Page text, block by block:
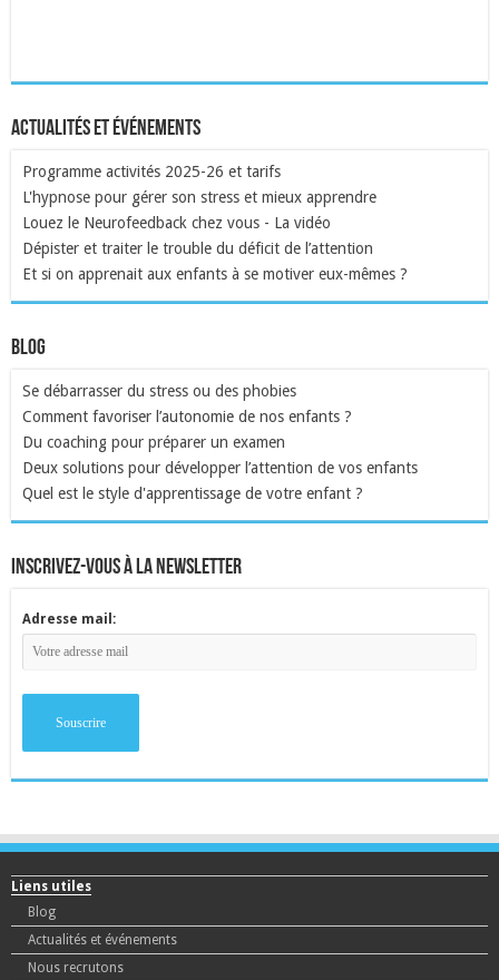
Actualités et événements
Programme activités 2025-26 et tarifs
L'hypnose pour gérer son stress et mieux apprendre
Louez le Neurofeedback chez vous - La vidéo
Dépister et traiter le trouble du déficit de l’attention
Et si on apprenait aux enfants à se motiver eux-mêmes ?
Blog
Se débarrasser du stress ou des phobies
Comment favoriser l’autonomie de nos enfants ?
Du coaching pour préparer un examen
Deux solutions pour développer l’attention de vos enfants
Quel est le style d'apprentissage de votre enfant ?
inscrivez-vous à la newsletter
Adresse mail:
Liens utiles
Blog
Actualités et événements
Nous recrutons